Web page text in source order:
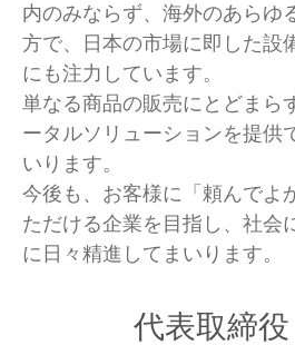
内のみならず、海外のあらゆ
方で、日本の市場に即した設
にも注力しています。
単なる商品の販売にとどまら
ータルソリューションを提供
いります。
今後も、お客様に「頼んでよ
ただける企業を目指し、社会
に日々精進してまいります。
代表取締